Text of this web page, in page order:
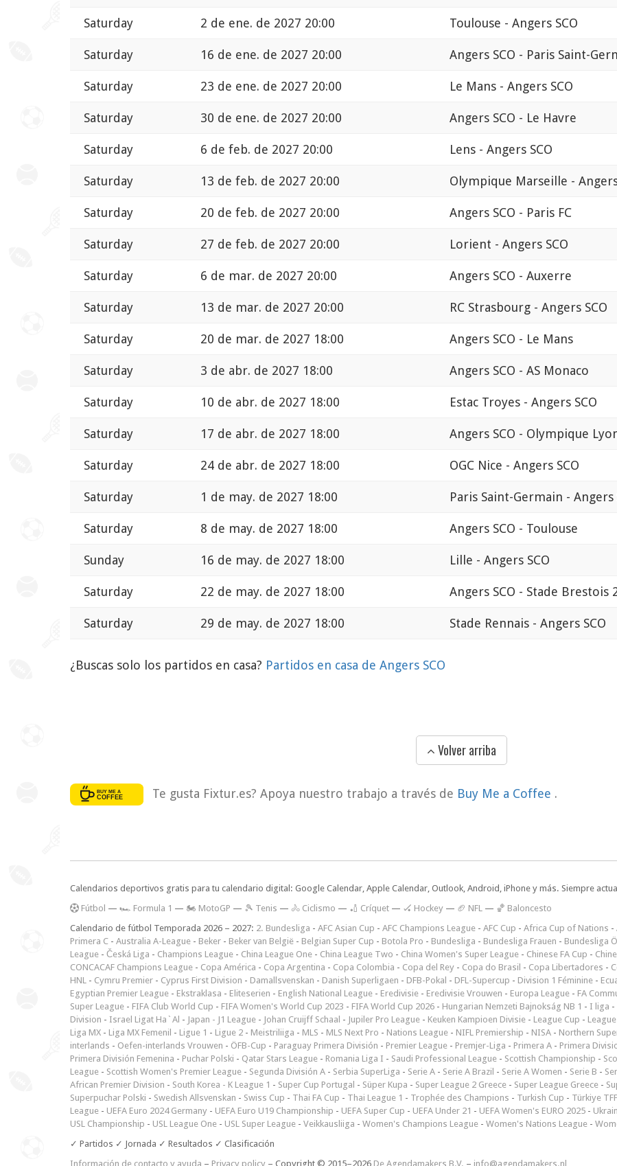
Saturday 2 de ene. de 2027 20:00 Toulouse - Angers SCO
Saturday 16 de ene. de 2027 20:00 Angers SCO - Paris Saint-
Saturday 23 de ene. de 2027 20:00 Le Mans - Angers SCO
Saturday 30 de ene. de 2027 20:00 Angers SCO - Le Havre
Saturday 6 de feb. de 2027 20:00 Lens - Angers SCO
Saturday 13 de feb. de 2027 20:00 Olympique Marseille - Angers
Saturday 20 de feb. de 2027 20:00 Angers SCO - Paris FC
Saturday 27 de feb. de 2027 20:00 Lorient - Angers SCO
Saturday 6 de mar. de 2027 20:00 Angers SCO - Auxerre
Saturday 13 de mar. de 2027 20:00 RC Strasbourg - Angers SCO
Saturday 20 de mar. de 2027 18:00 Angers SCO - Le Mans
Saturday 3 de abr. de 2027 18:00 Angers SCO - AS Monaco
Saturday 10 de abr. de 2027 18:00 Estac Troyes - Angers SCO
Saturday 17 de abr. de 2027 18:00 Angers SCO - Olympique
Saturday 24 de abr. de 2027 18:00 OGC Nice - Angers SCO
Saturday 1 de may. de 2027 18:00 Paris Saint-Germain - Angers
Saturday 8 de may. de 2027 18:00 Angers SCO - Toulouse
Sunday 16 de may. de 2027 18:00 Lille - Angers SCO
Saturday 22 de may. de 2027 18:00 Angers SCO - Stade Brestois
Saturday 29 de may. de 2027 18:00 Stade Rennais - Angers SCO
¿Buscas solo los partidos en casa? Partidos en casa de Angers SCO
Volver arriba
Te gusta Fixtur.es? Apoya nuestro trabajo a través de Buy Me a Coffee .
Calendarios deportivos gratis para tu calendario digital: Google Calendar, Apple Calendar, Outlook, Android, iPhone y más. Siempre
Fútbol — 🏎️ Formula 1 — 🏍 MotoGP — 🎾 Tenis — 🚴 Ciclismo — 🏏 Críquet — 🏑 Hockey — 🏈 NFL — 🏀 Baloncesto
Calendario de fútbol Temporada 2026 – 2027: 2. Bundesliga - AFC Asian Cup - AFC Champions League - AFC Cup - Africa Cup of Nations -
Primera C - Australia A-League - Beker - Beker van België - Belgian Super Cup - Botola Pro - Bundesliga - Bundesliga Frauen - Bundesliga
League - Česká Liga - Champions League - China League One - China League Two - China Women's Super League - Chinese FA Cup -
CONCACAF Champions League - Copa América - Copa Argentina - Copa Colombia - Copa del Rey - Copa do Brasil - Copa Libertadores -
HNL - Cymru Premier - Cyprus First Division - Damallsvenskan - Danish Superligaen - DFB-Pokal - DFL-Supercup - Division 1 Féminine -
Egyptian Premier League - Ekstraklasa - Eliteserien - English National League - Eredivisie - Eredivisie Vrouwen - Europa League - FA
Super League - FIFA Club World Cup - FIFA Women's World Cup 2023 - FIFA World Cup 2026 - Hungarian Nemzeti Bajnokság NB 1 - I liga -
Division - Israel Ligat Ha`Al - Japan - J1 League - Johan Cruijff Schaal - Jupiler Pro League - Keuken Kampioen Divisie - League Cup -
Liga MX - Liga MX Femenil - Ligue 1 - Ligue 2 - Meistriliiga - MLS - MLS Next Pro - Nations League - NIFL Premiership - NISA - Northern
interlands - Oefen-interlands Vrouwen - ÖFB-Cup - Paraguay Primera División - Premier League - Premjer-Liga - Primera A - Primera
Primera División Femenina - Puchar Polski - Qatar Stars League - Romania Liga I - Saudi Professional League - Scottish Championship -
League - Scottish Women's Premier League - Segunda División A - Serbia SuperLiga - Serie A - Serie A Brazil - Serie A Women - Serie B -
African Premier Division - South Korea - K League 1 - Super Cup Portugal - Süper Kupa - Super League 2 Greece - Super League Greece -
Superpuchar Polski - Swedish Allsvenskan - Swiss Cup - Thai FA Cup - Thai League 1 - Trophée des Champions - Turkish Cup - Türkiye
League - UEFA Euro 2024 Germany - UEFA Euro U19 Championship - UEFA Super Cup - UEFA Under 21 - UEFA Women's EURO 2025 -
USL Championship - USL League One - USL Super League - Veikkausliiga - Women's Champions League - Women's Nations League -
✓ Partidos ✓ Jornada ✓ Resultados ✓ Clasificación
Información de contacto y ayuda – Privacy policy – Copyright © 2015–2026 De Agendamakers B.V. – info@agendamakers.nl